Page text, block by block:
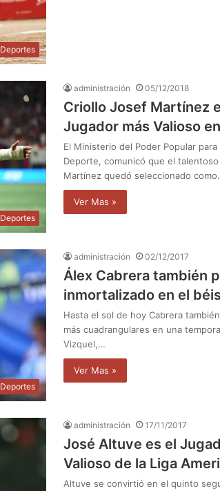
Deportes
Deportes
administración 05/12/2018
Criollo Josef Martínez
Jugador más Valioso
El Ministerio del Poder Popular
Deporte, comunicó que el
Martínez quedó seleccionado
Ver Mas »
Deportes
administración 02/12/2017
Álex Cabrera también
inmortalizado en el
Hasta el sol de hoy Cabrera
más cuadrangulares en una
Vizquel,…
Ver Mas »
administración 17/11/2017
José Altuve es el
Valioso de la Liga
Altuve se convirtió en el quinto